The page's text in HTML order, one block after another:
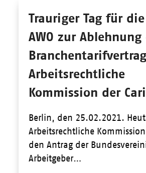
Trauriger Tag für
AWO zur Ablehnung
Arbeitsrechtliche
Kommission der
Berlin, den 25.02.2021.
Arbeitsrechtliche
den Antrag der
Arbeitgeber…